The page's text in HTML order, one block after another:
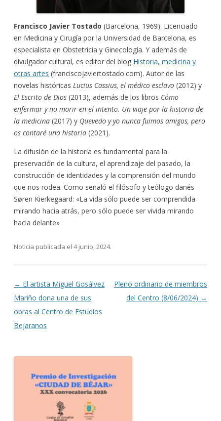
Francisco Javier Tostado (Barcelona, 1969). Licenciado
en Medicina y Cirugía por la Universidad de Barcelona, es
especialista en Obstetricia y Ginecología. Y además de
divulgador cultural, es editor del blog Historia, medicina y
otras artes (franciscojaviertostado.com). Autor de las
novelas históricas Lucius Cassius, el médico esclavo (2012) y
El Escrito de Dios (2013), además de los libros Cómo
enfermar y no morir en el intento. Un viaje por la historia de
la medicina (2017) y Quevedo y yo nunca fuimos amigos, pero
os contaré una historia (2021).
La difusión de la historia es fundamental para la
preservación de la cultura, el aprendizaje del pasado, la
construcción de identidades y la comprensión del mundo
que nos rodea. Como señaló el filósofo y teólogo danés
Søren Kierkegaard: «La vida sólo puede ser comprendida
mirando hacia atrás, pero sólo puede ser vivida mirando
hacia delante»
Noticia publicada el 4 junio, 2024.
Navegación de entradas
← El artista Miguel Gosálvez
Mariño dona una de sus
obras al Centro de Estudios
Bejaranos
Pleno ordinario de miembros
del Centro (8/06/2024) →